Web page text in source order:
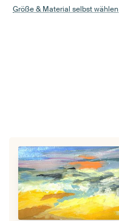
Größe & Material selbst wählen